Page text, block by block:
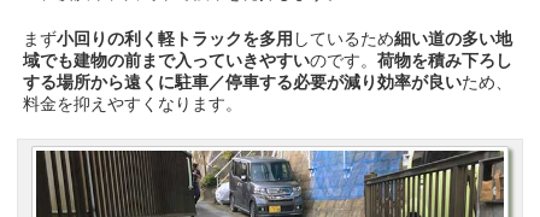
まず小回りの利く軽トラックを多用 しているため細い道の多い地
域でも建物の前まで入っていきやすいのです。荷物を積み下ろし
する場所から遠くに駐車／停車する必要が減り効率が良いため、
料金を抑えやすくなります。